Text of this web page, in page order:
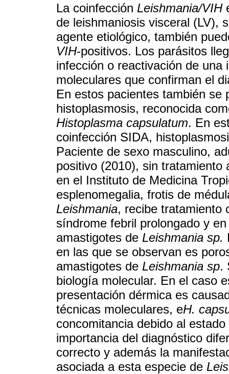
La coinfección Leishmania/VIH
de leishmaniosis visceral (LV),
agente etiológico, también
VIH-positivos. Los parásitos
infección o reactivación de
moleculares que confirman el
En estos pacientes también se
histoplasmosis, reconocida
Histoplasma capsulatum. En
coinfección SIDA,
Paciente de sexo masculino,
positivo (2010), sin tratamiento
en el Instituto de Medicina
esplenomegalia, frotis de
Leishmania, recibe tratamiento
síndrome febril prolongado y
amastigotes de Leishmania sp.
en las que se observan es
amastigotes de Leishmania sp.
biología molecular. En el caso
presentación dérmica es
técnicas moleculares, eH.
concomitancia debido al
importancia del diagnóstico
correcto y además la
asociada a esta especie de